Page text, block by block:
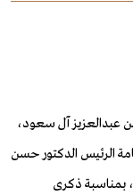
عبدالعزيز آل سعود،
الرئيس الدكتور حسن
بمناسبة ذكرى